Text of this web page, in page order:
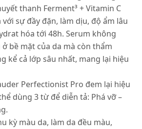
thanh Ferment³ + Vitamin C
sự đầy đặn, làm dịu, độ ẩm lâu
hóa tới 48h. Serum không
bề mặt của da mà còn thẩm
kể cả lớp sâu nhất, mang lại hiệu
Perfectionist Pro đem lại hiệu
dùng 3 từ để diễn tả: Phá vỡ –
kỳ màu da, làm da đều màu,